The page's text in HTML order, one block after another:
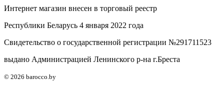
Интернет магазин внесен в торговый реестр
Республики Беларусь 4 января 2022 года
Свидетельство о государственной регистрации №291711523
выдано Администрацией Ленинского р-на г.Бреста
© 2026 barocco.by